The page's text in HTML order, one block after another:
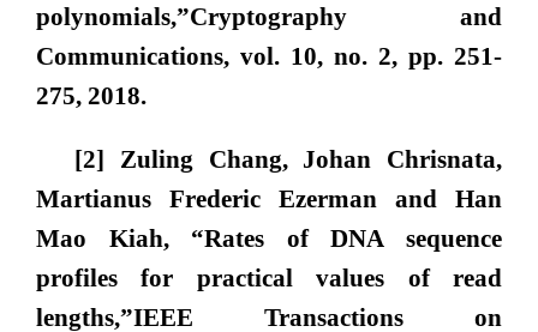
polynomials,”Cryptography and
Communications, vol. 10, no. 2, pp. 251-
275, 2018.
[2] Zuling Chang, Johan Chrisnata,
Martianus Frederic Ezerman and Han
Mao Kiah, “Rates of DNA sequence
profiles for practical values of read
lengths,”IEEE Transactions on